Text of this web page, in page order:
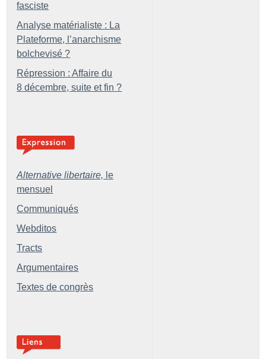
fasciste
Analyse matérialiste : La
Plateforme, l’anarchisme
bolchevisé ?
Répression : Affaire du
8 décembre, suite et fin ?
Alternative libertaire, le
mensuel
Communiqués
Webditos
Tracts
Argumentaires
Textes de congrès